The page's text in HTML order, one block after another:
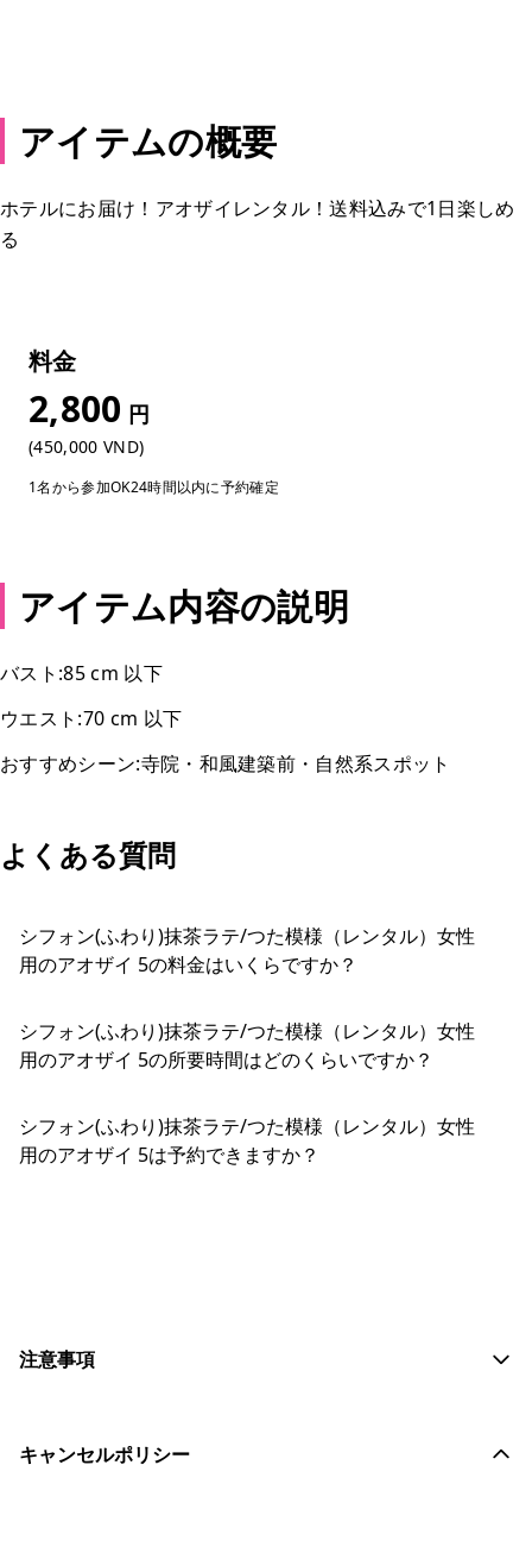
アイテムの概要
ホテルにお届け！アオザイレンタル！送料込みで1日楽しめ
る
料金
2,800 円
(450,000 VND)
1名から参加OK24時間以内に予約確定
アイテム内容の説明
バスト:85 cm 以下
ウエスト:70 cm 以下
おすすめシーン:寺院・和風建築前・自然系スポット
よくある質問
シフォン(ふわり)抹茶ラテ/つた模様（レンタル）女性
用のアオザイ 5の料金はいくらですか？
シフォン(ふわり)抹茶ラテ/つた模様（レンタル）女性
用のアオザイ 5の所要時間はどのくらいですか？
シフォン(ふわり)抹茶ラテ/つた模様（レンタル）女性
用のアオザイ 5は予約できますか？
注意事項
キャンセルポリシー